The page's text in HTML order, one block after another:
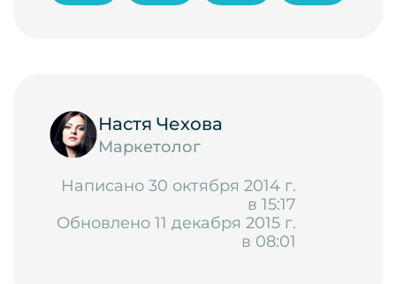
Настя Чехова
Маркетолог
Написано 30 октября 2014 г.
в 15:17
Обновлено 11 декабря 2015 г.
в 08:01